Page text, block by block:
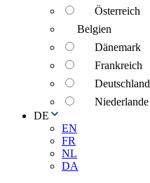
Österreich
Belgien
Dänemark
Frankreich
Deutschland
Niederlande
DE
EN
FR
NL
DA